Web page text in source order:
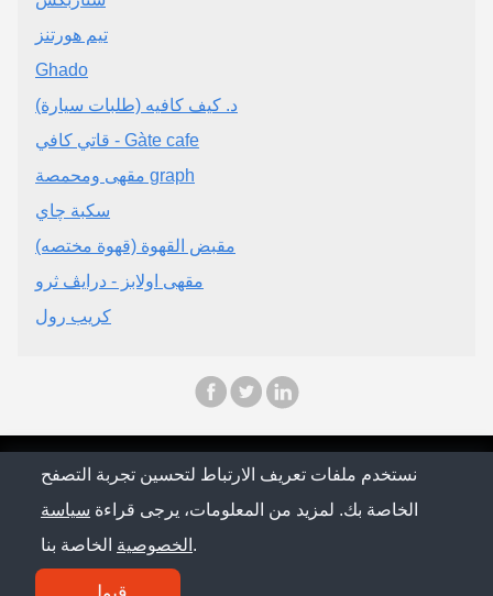
تيم هورتنز
Ghado
د. كيف كافيه (طلبات سيارة)
قاتي كافي - Gàte cafe
مقهى ومحمصة graph
سكبة چاي
مقبض القهوة (قهوة مختصه)
مقهى اولابز - درايڤ ثرو
كريب رول
© Saudi Arabia Conference 2026
سياسة الخصوصية
نستخدم ملفات تعريف الارتباط لتحسين تجربة التصفح
الخاصة بك. لمزيد من المعلومات، يرجى قراءة سياسة
الخصوصية الخاصة بنا.